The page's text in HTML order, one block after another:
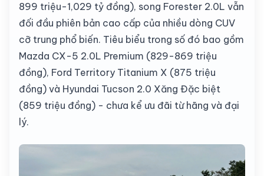
899 triệu-1,029 tỷ đồng), song Forester 2.0L vẫn
đối đầu phiên bản cao cấp của nhiều dòng CUV
cỡ trung phổ biến. Tiêu biểu trong số đó bao gồm
Mazda CX-5 2.0L Premium (829-869 triệu
đồng), Ford Territory Titanium X (875 triệu
đồng) và Hyundai Tucson 2.0 Xăng Đặc biệt
(859 triệu đồng) - chưa kể ưu đãi từ hãng và đại
lý.